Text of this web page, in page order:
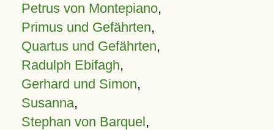
Petrus von Montepiano,
Primus und Gefährten,
Quartus und Gefährten,
Radulph Ebifagh,
Gerhard und Simon,
Susanna,
Stephan von Barquel,